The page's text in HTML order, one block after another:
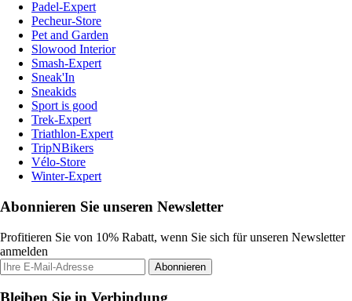
Padel-Expert
Pecheur-Store
Pet and Garden
Slowood Interior
Smash-Expert
Sneak'In
Sneakids
Sport is good
Trek-Expert
Triathlon-Expert
TripNBikers
Vélo-Store
Winter-Expert
Abonnieren Sie unseren Newsletter
Profitieren Sie von 10% Rabatt, wenn Sie sich für unseren Newsletter
anmelden
Abonnieren
Bleiben Sie in Verbindung